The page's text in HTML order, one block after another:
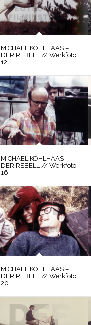
MICHAEL KOHLHAAS –
DER REBELL // Werkfoto
12
MICHAEL KOHLHAAS –
DER REBELL // Werkfoto
16
MICHAEL KOHLHAAS –
DER REBELL // Werkfoto
20